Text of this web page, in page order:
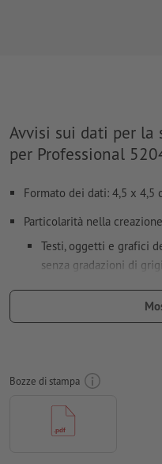
Avvisi sui dati per la
per Professional
Formato dei dati: 4,5 x 4,5
Particolarità nella
Testi, oggetti e grafici
senza gradazioni di
non utilizzare alcun
consiglio:utilizza i
Helvetica per ottenere
differenza del motivo
Bozze di stampa